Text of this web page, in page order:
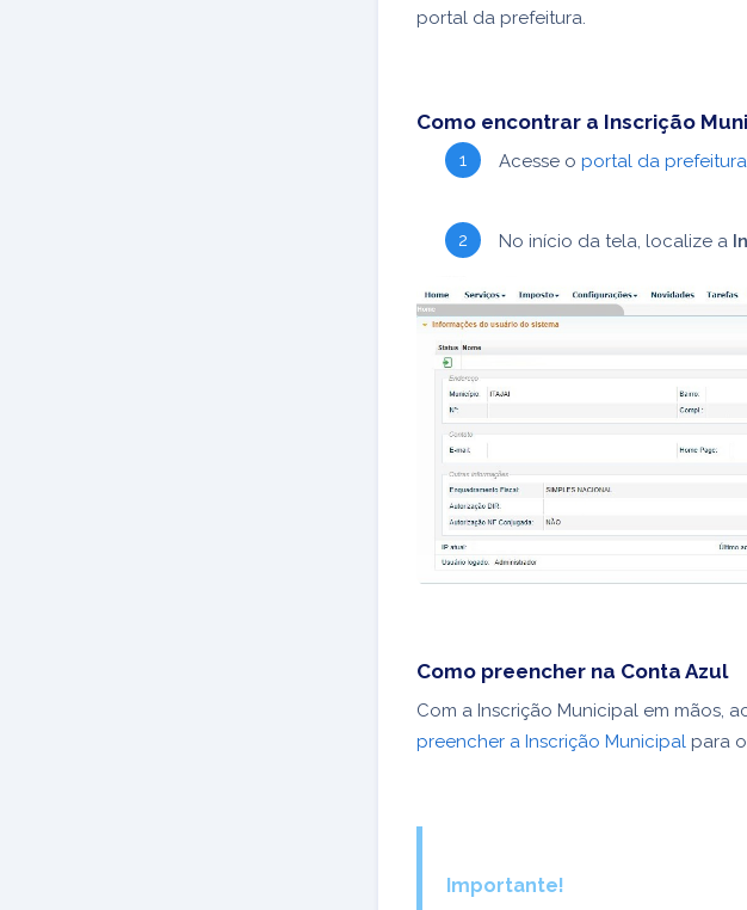
portal da prefeitura.
Como encontrar a Inscrição
Acesse o portal da
No início da tela, localize a
Como preencher na Conta Azul
Com a Inscrição Municipal em mãos,
preencher a Inscrição Municipal para
Importante!